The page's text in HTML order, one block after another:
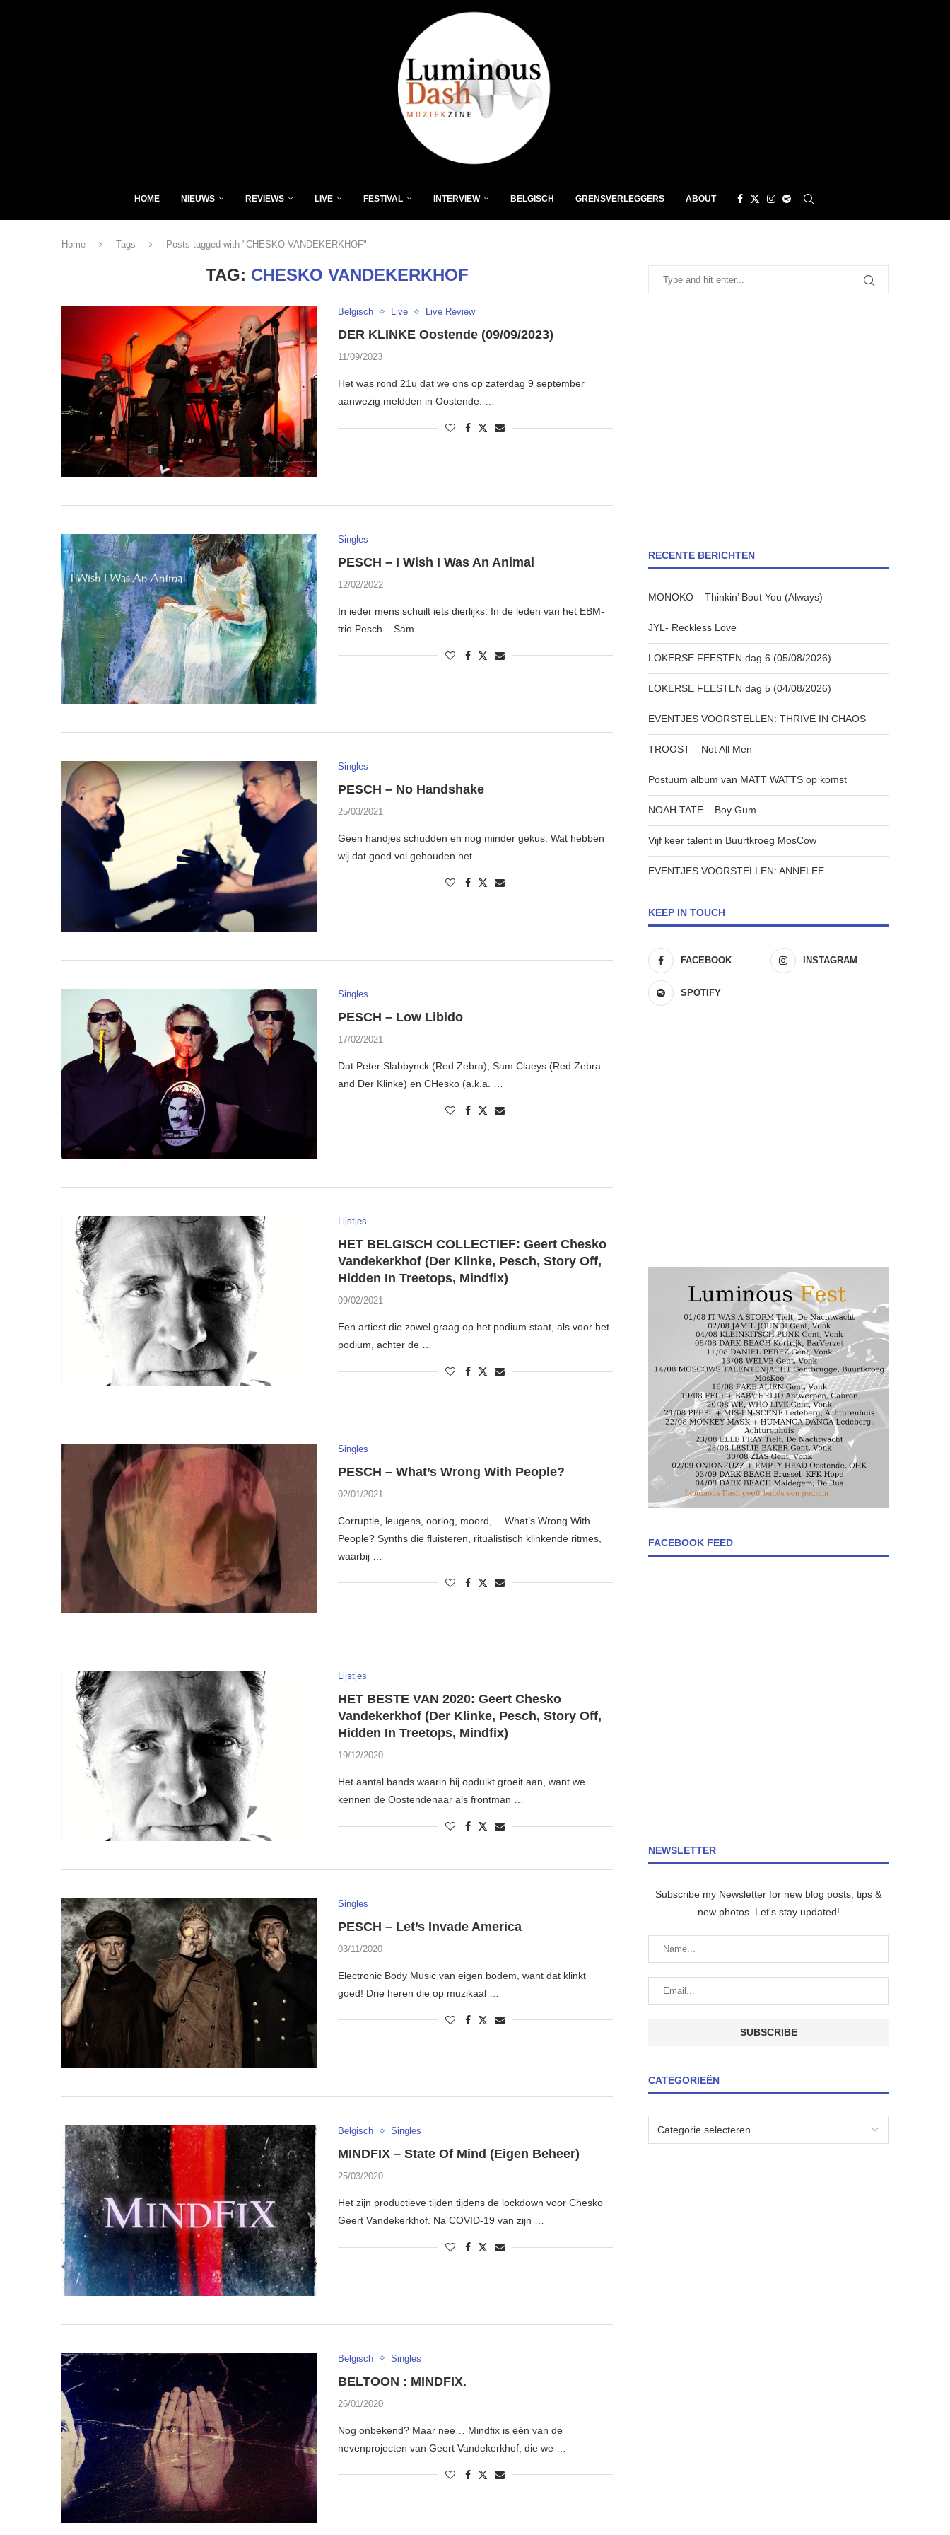
HOME NIEUWS REVIEWS LIVE FESTIVAL INTERVIEW BELGISCH GRENSVERLEGGERS ABOUT
Home Tags Posts tagged with "CHESKO VANDEKERKHOF"
TAG: CHESKO VANDEKERKHOF
Belgisch Live Live Review
DER KLINKE Oostende (09/09/2023)
11/09/2023
Het was rond 21u dat we ons op zaterdag 9 september
aanwezig meldden in Oostende. …
Singles
PESCH – I Wish I Was An Animal
12/02/2022
In ieder mens schuilt iets dierlijks. In de leden van het EBM-
trio Pesch – Sam …
Singles
PESCH – No Handshake
25/03/2021
Geen handjes schudden en nog minder gekus. Wat hebben
wij dat goed vol gehouden het …
Singles
PESCH – Low Libido
17/02/2021
Dat Peter Slabbynck (Red Zebra), Sam Claeys (Red Zebra
and Der Klinke) en CHesko (a.k.a. …
Lijstjes
HET BELGISCH COLLECTIEF: Geert Chesko
Vandekerkhof (Der Klinke, Pesch, Story Off,
Hidden In Treetops, Mindfix)
09/02/2021
Een artiest die zowel graag op het podium staat, als voor het
podium, achter de …
Singles
PESCH – What’s Wrong With People?
02/01/2021
Corruptie, leugens, oorlog, moord,… What’s Wrong With
People? Synths die fluisteren, ritualistisch klinkende ritmes,
waarbij …
Lijstjes
HET BESTE VAN 2020: Geert Chesko
Vandekerkhof (Der Klinke, Pesch, Story Off,
Hidden In Treetops, Mindfix)
19/12/2020
Het aantal bands waarin hij opduikt groeit aan, want we
kennen de Oostendenaar als frontman …
Singles
PESCH – Let’s Invade America
03/11/2020
Electronic Body Music van eigen bodem, want dat klinkt
goed! Drie heren die op muzikaal …
Belgisch Singles
MINDFIX – State Of Mind (Eigen Beheer)
25/03/2020
Het zijn productieve tijden tijdens de lockdown voor Chesko
Geert Vandekerkhof. Na COVID-19 van zijn …
Belgisch Singles
BELTOON : MINDFIX.
26/01/2020
Nog onbekend? Maar nee… Mindfix is één van de
nevenprojecten van Geert Vandekerkhof, die we …
RECENTE BERICHTEN
MONOKO – Thinkin’ Bout You (Always)
JYL- Reckless Love
LOKERSE FEESTEN dag 6 (05/08/2026)
LOKERSE FEESTEN dag 5 (04/08/2026)
EVENTJES VOORSTELLEN: THRIVE IN CHAOS
TROOST – Not All Men
Postuum album van MATT WATTS op komst
NOAH TATE – Boy Gum
Vijf keer talent in Buurtkroeg MosCow
EVENTJES VOORSTELLEN: ANNELEE
KEEP IN TOUCH
FACEBOOK INSTAGRAM
SPOTIFY
FACEBOOK FEED
NEWSLETTER
Subscribe my Newsletter for new blog posts, tips &
new photos. Let's stay updated!
CATEGORIEËN